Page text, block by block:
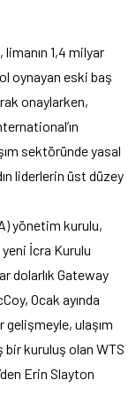
1,4 milyar
oynayan eski baş
onaylarken,
sektöründe yasal
liderlerin üst düzey
yönetim kurulu,
İcra Kurulu
dolarlık Gateway
Ocak ayında
gelişmeyle, ulaşım
bir kuruluş olan WTS
Erin Slayton